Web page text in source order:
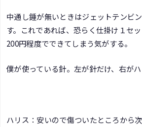
中通し錘が無いときはジェットテンビ
す。これであれば、恐らく仕掛け１セ
200円程度でできてしまう気がする。
僕が使っている針。左が針だけ、右が
ハリス：安いので傷ついたところから